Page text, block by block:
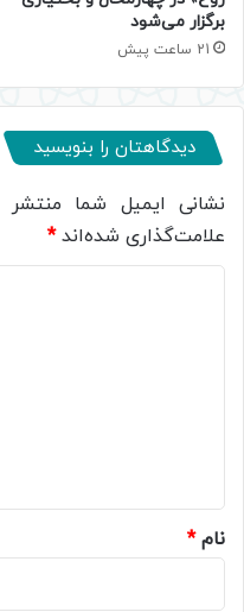
برگزار می‌شود
21 ساعت پیش
دیدگاهتان را بنویسید
نشانی ایمیل شما
علامت‌گذاری شده‌اند*
نام*